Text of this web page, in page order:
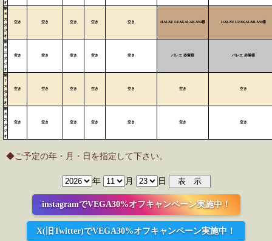
オ
第
５
ス
タ
ジ
オ
空き 空き 空き 空き 空き HALAU LUAKALAILANI様 HALAU LUAKALAILANI様
第
６
ス
タ
ジ
オ
空き 空き 空き 空き 空き バレエ 赤塚様 バレエ 赤塚様
第
７
ス
タ
ジ
オ
空き 空き 空き 空き 空き 空き 空き
第
８
ス
タ
ジ
オ
空き 空き 空き 空き 空き 空き 空き
◆ご予定の年・月・日を指定して下さい。
年 月 日
instagramでVEGA30%オフキャンペーン実施中！
X(旧Twitter)でVEGA30%オフキャンペーン実施中！